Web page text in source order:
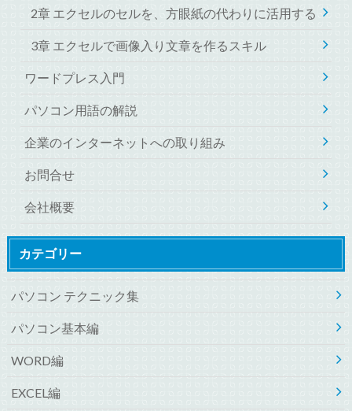
2章 エクセルのセルを、方眼紙の代わりに活用する
3章 エクセルで画像入り文章を作るスキル
ワードプレス入門
パソコン用語の解説
企業のインターネットへの取り組み
お問合せ
会社概要
カテゴリー
パソコン テクニック集
パソコン基本編
WORD編
EXCEL編